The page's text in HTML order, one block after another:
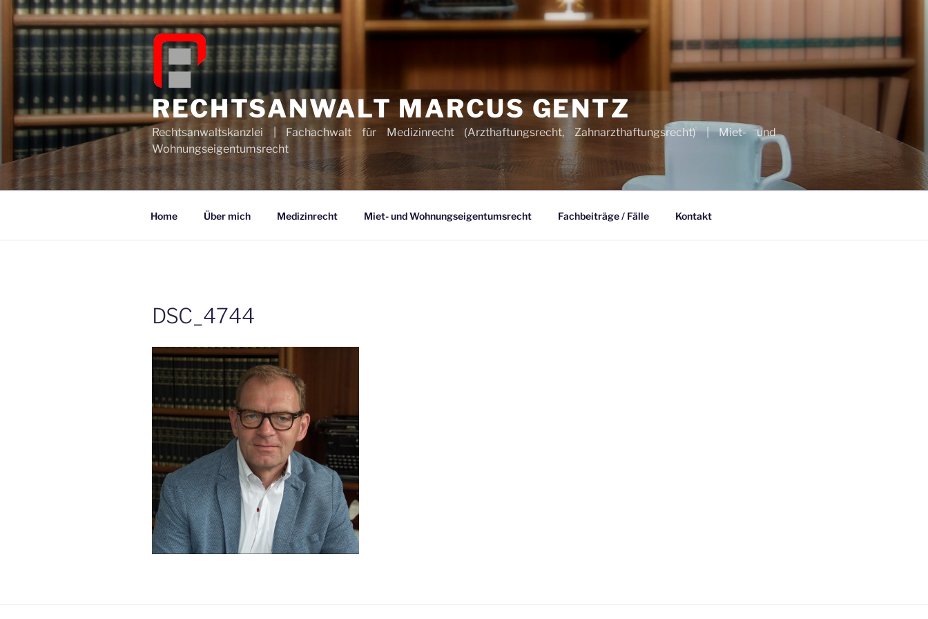
Zum
Inhalt
springen
RECHTSANWALT MARCUS GENTZ
Rechtsanwaltskanzlei | Fachachwalt für Medizinrecht (Arzthaftungsrecht, Zahnarzthaftungsrecht) | Miet- und
Wohnungseigentumsrecht
Home Über mich Medizinrecht Miet- und Wohnungseigentumsrecht Fachbeiträge / Fälle Kontakt
DSC_4744